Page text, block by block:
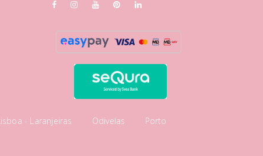
- Laranjeiras Odivelas
Porto